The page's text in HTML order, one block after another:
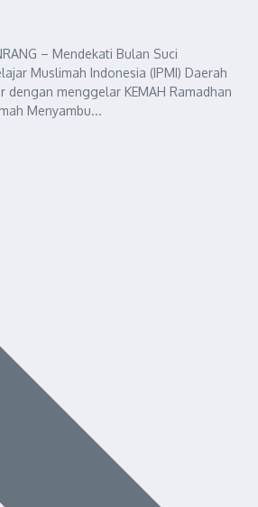
– Mendekati Bulan Suci
Muslimah Indonesia (IPMI) Daerah
dengan menggelar KEMAH Ramadhan
Menyambu...